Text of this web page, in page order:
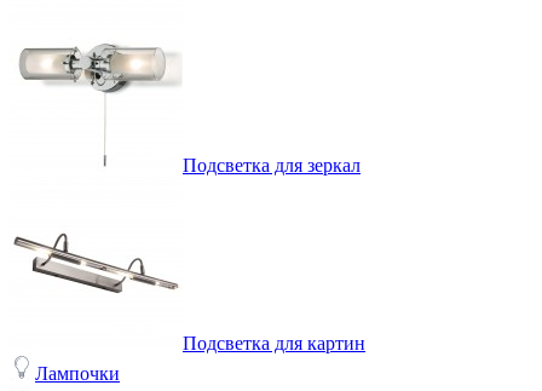
Подсветка для зеркал
Подсветка для картин
Лампочки